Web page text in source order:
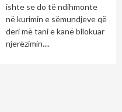
ishte se do të ndihmonte
në kurimin e sëmundjeve që
deri më tani e kanë bllokuar
njerëzimin....